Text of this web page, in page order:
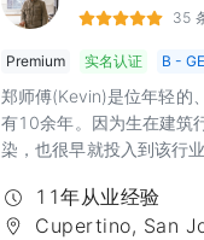
35
Premium 实名认证 B -
郑师傅(Kevin)是位年轻的
有10余年。因为生在建筑
染，也很早就投入到该行
组织工作具有相当心得。
了很好的体会，更让郑师
11年从业经验
Cupertino, San